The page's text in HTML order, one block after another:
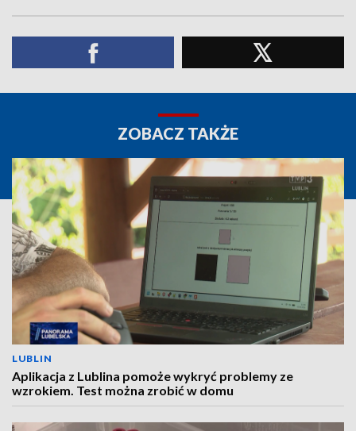
ZOBACZ TAKŻE
LUBLIN
Aplikacja z Lublina pomoże wykryć problemy ze
wzrokiem. Test można zrobić w domu